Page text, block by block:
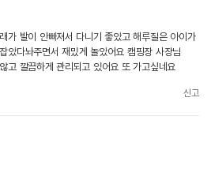
가 발이 안빠져서 다니기 좋았고 해루질은 아이가
았다놔주면서 재밌게 놀았어요 캠핑장 사장님
고 깔끔하게 관리되고 있어요 또 가고싶네요
신고